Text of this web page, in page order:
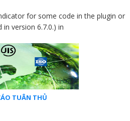
for some code in the plugin or
version 6.7.0.) in
TUÂN THỦ